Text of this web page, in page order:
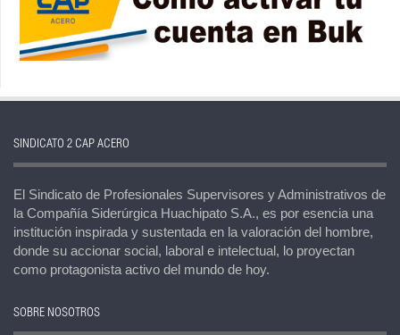
SINDICATO 2 CAP ACERO
El Sindicato de Profesionales Supervisores y Administrativos de
la Compañía Siderúrgica Huachipato S.A., es por esencia una
institución inspirada y sustentada en la valoración del hombre,
donde su accionar social, laboral e intelectual, lo proyectan
como protagonista activo del mundo de hoy.
SOBRE NOSOTROS